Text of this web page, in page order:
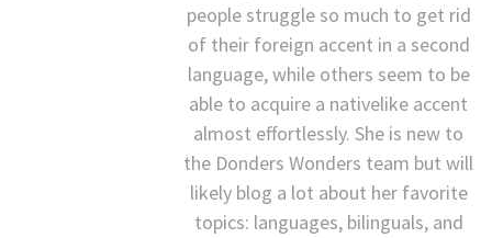
people struggle so much to get rid
of their foreign accent in a second
language, while others seem to be
able to acquire a nativelike accent
almost effortlessly. She is new to
the Donders Wonders team but will
likely blog a lot about her favorite
topics: languages, bilinguals, and